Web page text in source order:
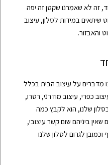
זה לא שאמרנו שקטן זה יפה
שיתאים במידות לסלון, עיצוב
והאבזור.
מדברים על עיצוב הבית בכלל
כפרי, עיצוב מודרני, רטרו,
שלנו, הוא לקבץ כמה
שאין ביניהם שום קשר עיצובי,
לגרום לסלון שלנו